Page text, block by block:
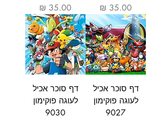
מחיר
מחיר
דף סוכר אכיל
לעוגה פוקימון
9027
דף סוכר אכיל
לעוגה פוקימון
9030